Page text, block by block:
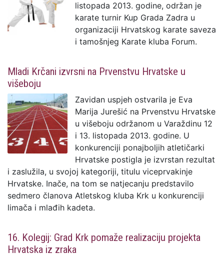
listopada 2013. godine, održan je
karate turnir Kup Grada Zadra u
organizaciji Hrvatskog karate saveza
i tamošnjeg Karate kluba Forum.
Mladi Krčani izvrsni na Prvenstvu Hrvatske u
višeboju
Zavidan uspjeh ostvarila je Eva
Marija Jurešić na Prvenstvu Hrvatske
u višeboju održanom u Varaždinu 12
i 13. listopada 2013. godine. U
konkurenciji ponajboljih atletičarki
Hrvatske postigla je izvrstan rezultat
i zaslužila, u svojoj kategoriji, titulu viceprvakinje
Hrvatske. Inače, na tom se natjecanju predstavilo
sedmero članova Atletskog kluba Krk u konkurenciji
limača i mlađih kadeta.
16. Kolegij: Grad Krk pomaže realizaciju projekta
Hrvatska iz zraka